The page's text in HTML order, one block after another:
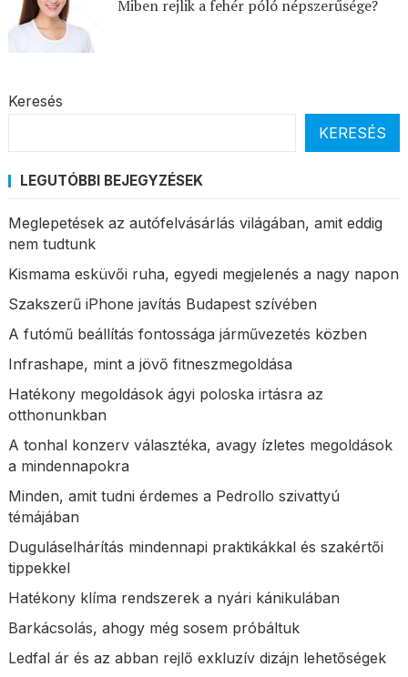
Miben rejlik a fehér póló népszerűsége?
Keresés
KERESÉS
LEGUTÓBBI BEJEGYZÉSEK
Meglepetések az autófelvásárlás világában, amit eddig
nem tudtunk
Kismama esküvői ruha, egyedi megjelenés a nagy napon
Szakszerű iPhone javítás Budapest szívében
A futómű beállítás fontossága járművezetés közben
Infrashape, mint a jövő fitneszmegoldása
Hatékony megoldások ágyi poloska irtásra az
otthonunkban
A tonhal konzerv választéka, avagy ízletes megoldások
a mindennapokra
Minden, amit tudni érdemes a Pedrollo szivattyú
témájában
Duguláselhárítás mindennapi praktikákkal és szakértői
tippekkel
Hatékony klíma rendszerek a nyári kánikulában
Barkácsolás, ahogy még sosem próbáltuk
Ledfal ár és az abban rejlő exkluzív dizájn lehetőségek